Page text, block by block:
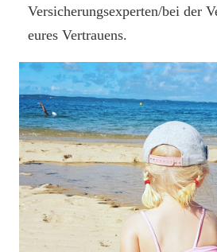
Versicherungsexperten/bei der
eures Vertrauens.